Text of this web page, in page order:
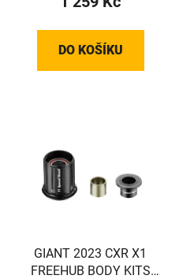
DO KOŠÍKU
GIANT 2023 CXR X1
FREEHUB BODY KITS